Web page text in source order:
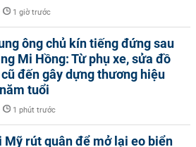
1 giờ trước
ông chủ kín tiếng đứng sau
Mi Hồng: Từ phụ xe, sửa đồ
đến gây dựng thương hiệu
tuổi
1 phút trước
Mỹ rút quân để mở lại eo biển